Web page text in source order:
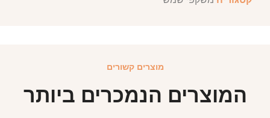
מוצרים קשורים
המוצרים הנמכרים ביותר